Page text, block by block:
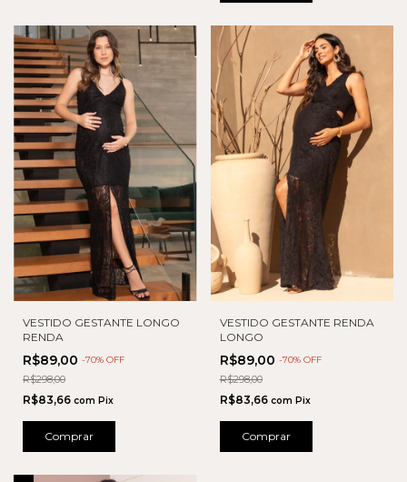
VESTIDO GESTANTE LONGO
RENDA
R$89,00 -70% OFF
R$298,00
R$83,66 com Pix
Comprar
VESTIDO GESTANTE RENDA
LONGO
R$89,00 -70% OFF
R$298,00
R$83,66 com Pix
Comprar